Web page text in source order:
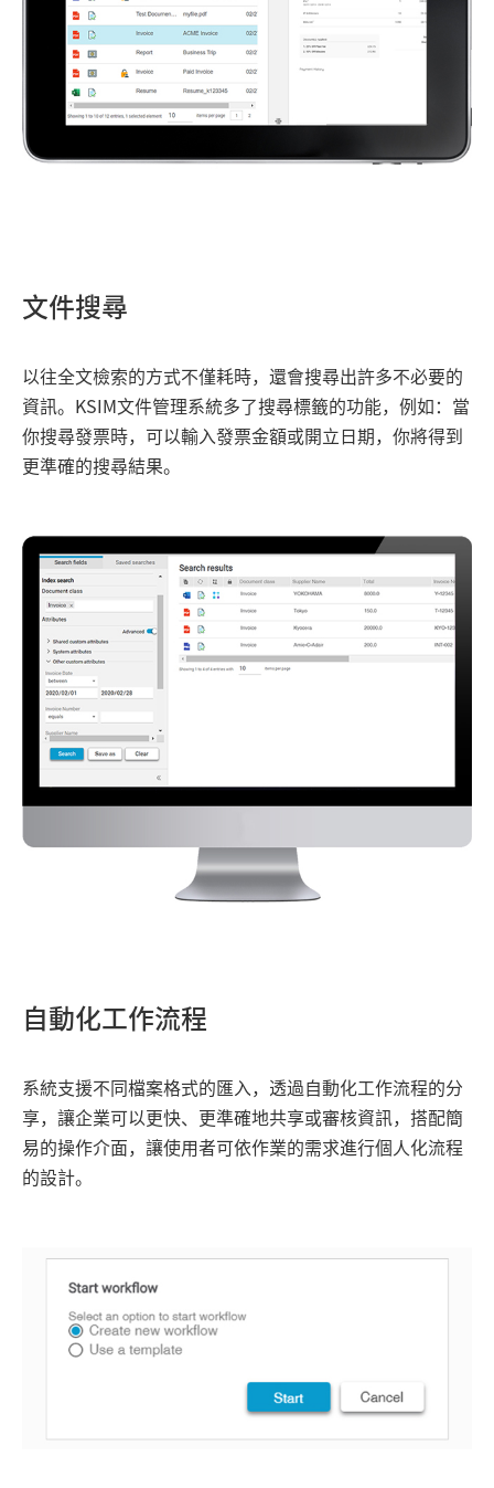
文件搜尋
以往全文檢索的方式不僅耗時，還會搜尋出許多不必要的
資訊。KSIM文件管理系統多了搜尋標籤的功能，例如：當
你搜尋發票時，可以輸入發票金額或開立日期，你將得到
更準確的搜尋結果。
自動化工作流程
系統支援不同檔案格式的匯入，透過自動化工作流程的分
享，讓企業可以更快、更準確地共享或審核資訊，搭配簡
易的操作介面，讓使用者可依作業的需求進行個人化流程
的設計。